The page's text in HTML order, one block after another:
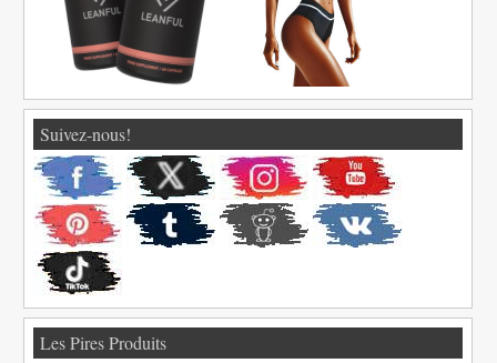
Suivez-nous!
Les Pires Produits